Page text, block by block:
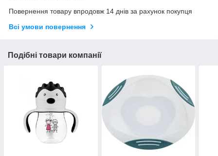
Повернення товару впродовж 14 днів за рахунок покупця
Всі умови повернення
Подібні товари компанії